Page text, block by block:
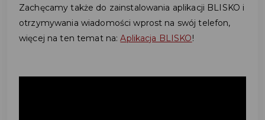
Zachęcamy także do zainstalowania aplikacji BLISKO i
otrzymywania wiadomości wprost na swój telefon,
więcej na ten temat na:Aplikacja BLISKO!